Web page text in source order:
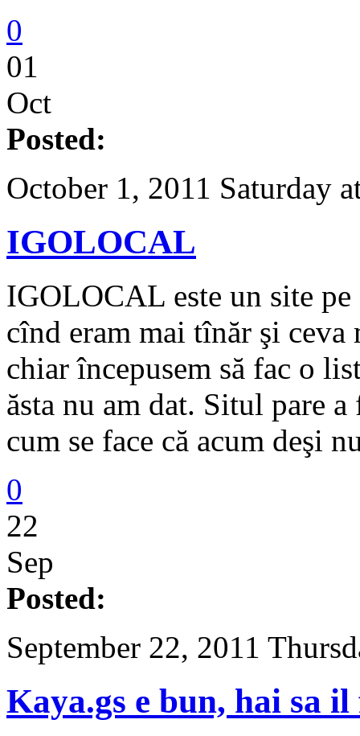
0
01
Oct
Posted:
October 1, 2011 Saturday
IGOLOCAL
IGOLOCAL este un site
cînd eram mai tînăr şi
chiar începusem să fac o
ăsta nu am dat. Situl pare
cum se face că acum deşi
0
22
Sep
Posted:
September 22, 2011
Kaya.gs e bun, hai sa